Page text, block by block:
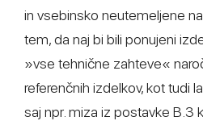
in vsebinsko neutemeljene
tem, da naj bi bili ponujeni
»vse tehnične zahteve«
referenčnih izdelkov, kot tudi
saj npr. miza iz postavke B.3